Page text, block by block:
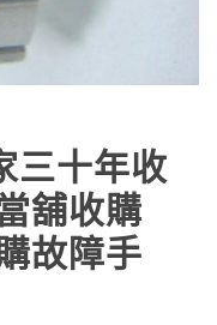
三十年收
舖收購
故障手